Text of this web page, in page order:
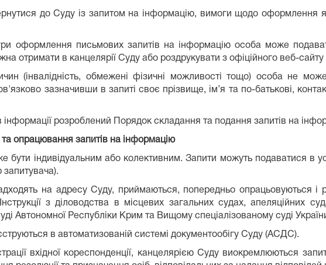
до Суду із запитом на інформацію, вимоги щодо оформлення
оформлення письмових запитів на інформацію особа може
отримати в канцелярії Суду або роздрукувати з офіційного веб-
(інвалідність, обмежені фізичні можливості тощо) особа не
зазначивши в запиті своє прізвище, ім’я та по-батькові,
інформації розроблений Порядок складання та подання запитів на
та опрацювання запитів на інформацію
бути індивідуальним або колективним. Запити можуть подаватися в
на адресу Суду, приймаються, попередньо опрацьовуються і
з діловодства в місцевих загальних судах, апеляційних
Автономної Республіки Крим та Вищому спеціалізованому суді
в автоматизованій системі документообігу Суду (АСДС).
вхідної кореспонденції, канцелярією Суду виокремлюються